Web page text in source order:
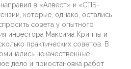
в «Алвест» и «СПБ-
которые, однако, остались
совета у опытного
инвестора Максима Криппы и
практических советов. В
некачественные
дело и приостановка работ